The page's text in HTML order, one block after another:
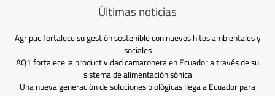
Últimas noticias
Agripac fortalece su gestión sostenible con nuevos hitos ambientales y
sociales
AQ1 fortalece la productividad camaronera en Ecuador a través de su
sistema de alimentación sónica
Una nueva generación de soluciones biológicas llega a Ecuador para